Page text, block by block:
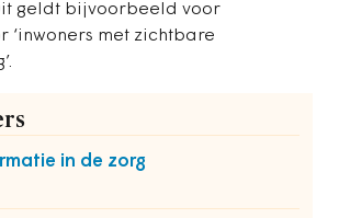
geldt bijvoorbeeld voor
‘inwoners met zichtbare
in de zorg